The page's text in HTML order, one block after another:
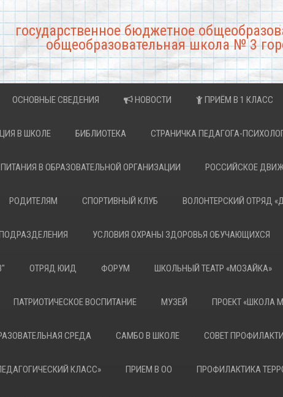
государственное бюджетное
общеобразовательная школа № 3
ОСНОВНЫЕ СВЕДЕНИЯ НОВОСТИ ПРИЁМ В 1 КЛАСС
В ШКОЛЕ БИБЛИОТЕКА СТРАНИЧКА ПЕДАГОГА-
В ОБРАЗОВАТЕЛЬНОЙ ОРГАНИЗАЦИИ РОССИЙСКОЕ
РОДИТЕЛЯМ СПОРТИВНЫЙ КЛУБ ВОЛОНТЕРСКИЙ ОТРЯД
УСЛОВИЯ ОХРАНЫ ЗДОРОВЬЯ ОБУЧАЮЩИХСЯ
ОТРЯД ЮИД ФОРУМ ШКОЛЬНЫЙ ТЕАТР «МОЗАЙКА»
ПАТРИОТИЧЕСКОЕ ВОСПИТАНИЕ МУЗЕЙ ПРОЕКТ «ШКОЛА
СРЕДА САМБО В ШКОЛЕ СОВЕТ
КЛАСС» ПРИЕМ В ОО ПРОФИЛАКТИКА